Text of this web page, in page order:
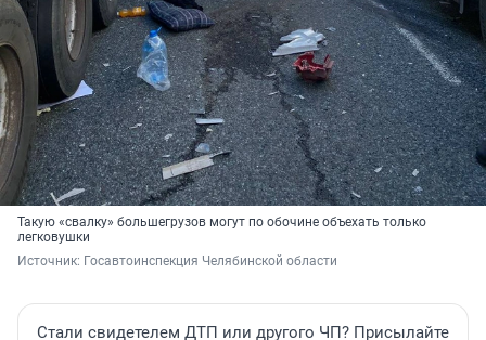
Такую «свалку» большегрузов могут по обочине объехать только
легковушки
Источник: Госавтоинспекция Челябинской области
Стали свидетелем ДТП или другого ЧП? Присылайте